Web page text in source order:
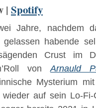
| Spotify
Jahre, nachdem
gelassen habende
Crust im
vonArnauld
Mysterium
wieder auf sein Lo-